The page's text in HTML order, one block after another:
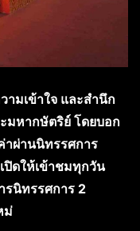
ามเข้าใจ และสำนึก
หากษัตริย์ โดยบอก
าผ่านนิทรรศการ
ปิดให้เข้าชมทุกวัน
รนิทรรศการ 2
ม่